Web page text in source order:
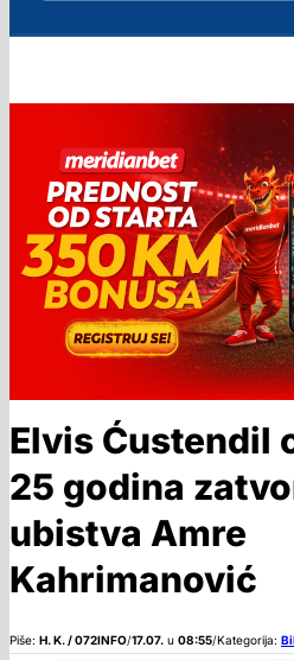
Elvis Ćustendil
25 godina
ubistva Amre
Kahrimanović
Piše: H. K. / 072INFO/17.07. u 08:55/Kategorija: